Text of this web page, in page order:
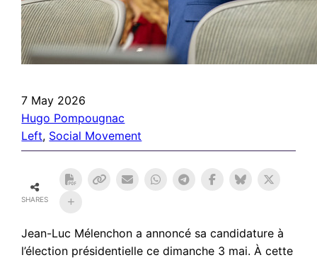
7 May 2026
Hugo Pompougnac
Left, Social Movement
SHARES
Jean-Luc Mélenchon a annoncé sa candidature à
l’élection présidentielle ce dimanche 3 mai. À cette